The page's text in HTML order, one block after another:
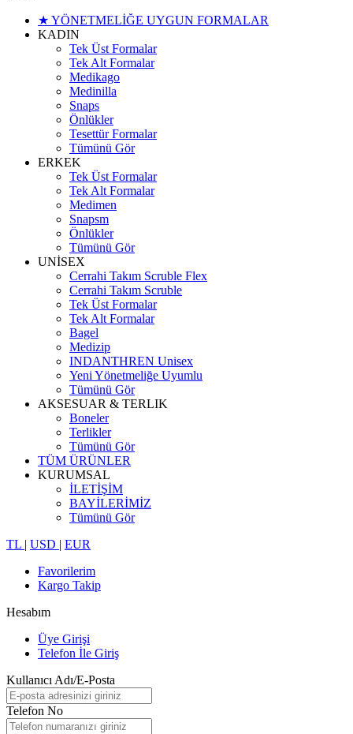
★ YÖNETMELİĞE UYGUN FORMALAR
KADIN
Tek Üst Formalar
Tek Alt Formalar
Medikago
Medinilla
Snaps
Önlükler
Tesettür Formalar
Tümünü Gör
ERKEK
Tek Üst Formalar
Tek Alt Formalar
Medimen
Snapsm
Önlükler
Tümünü Gör
UNİSEX
Cerrahi Takım Scruble Flex
Cerrahi Takım Scruble
Tek Üst Formalar
Tek Alt Formalar
Bagel
Medizip
INDANTHREN Unisex
Yeni Yönetmeliğe Uyumlu
Tümünü Gör
AKSESUAR & TERLIK
Boneler
Terlikler
Tümünü Gör
TÜM ÜRÜNLER
KURUMSAL
İLETİŞİM
BAYİLERİMİZ
Tümünü Gör
TL | USD | EUR
Favorilerim
Kargo Takip
Hesabım
Üye Girişi
Telefon İle Giriş
Kullanıcı Adı/E-Posta
Telefon No